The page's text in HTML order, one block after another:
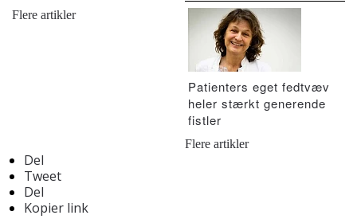
Flere artikler
Patienters eget fedtvæv
heler stærkt generende
fistler
Flere artikler
Del
Tweet
Del
Kopier link